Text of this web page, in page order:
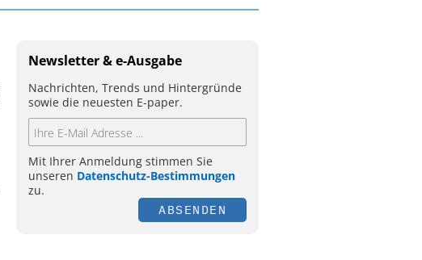
Newsletter & e-Ausgabe
Nachrichten, Trends und Hintergründe
sowie die neuesten E-paper.
Mit Ihrer Anmeldung stimmen Sie
unseren Datenschutz-Bestimmungen
zu.
ABSENDEN